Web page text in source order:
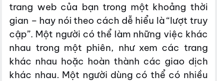
trang web của bạn trong một khoảng thời
gian – hay nói theo cách dễ hiểu là “lượt truy
cập”. Một người có thể làm những việc khác
nhau trong một phiên, như xem các trang
khác nhau hoặc hoàn thành các giao dịch
khác nhau. Một người dùng có thể có nhiều